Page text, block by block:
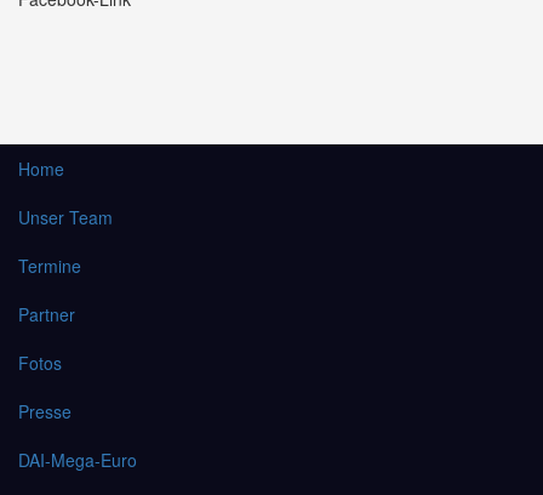
Home
Unser Team
Termine
Partner
Fotos
Presse
DAI-Mega-Euro